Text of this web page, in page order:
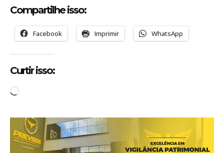
Compartilhe isso:
Facebook Imprimir WhatsApp
Curtir isso:
C
r
r
e